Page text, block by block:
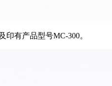
印有产品型号MC-300。